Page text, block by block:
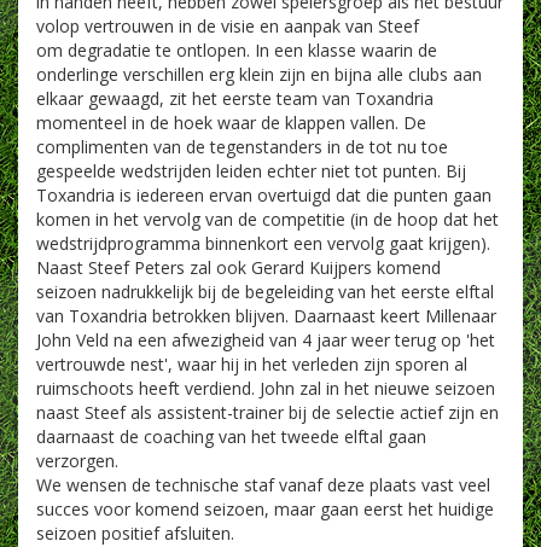
volop vertrouwen in de visie en aanpak van Steef
om degradatie te ontlopen. In een klasse waarin de
onderlinge verschillen erg klein zijn en bijna alle clubs aan
elkaar gewaagd, zit het eerste team van Toxandria
momenteel in de hoek waar de klappen vallen. De
complimenten van de tegenstanders in de tot nu toe
gespeelde wedstrijden leiden echter niet tot punten. Bij
Toxandria is iedereen ervan overtuigd dat die punten gaan
komen in het vervolg van de competitie (in de hoop dat het
wedstrijdprogramma binnenkort een vervolg gaat krijgen).
Naast Steef Peters zal ook Gerard Kuijpers komend
seizoen nadrukkelijk bij de begeleiding van het eerste elftal
van Toxandria betrokken blijven. Daarnaast keert Millenaar
John Veld na een afwezigheid van 4 jaar weer terug op 'het
vertrouwde nest', waar hij in het verleden zijn sporen al
ruimschoots heeft verdiend. John zal in het nieuwe seizoen
naast Steef als assistent-trainer bij de selectie actief zijn en
daarnaast de coaching van het tweede elftal gaan
verzorgen.
We wensen de technische staf vanaf deze plaats vast veel
succes voor komend seizoen, maar gaan eerst het huidige
seizoen positief afsluiten.